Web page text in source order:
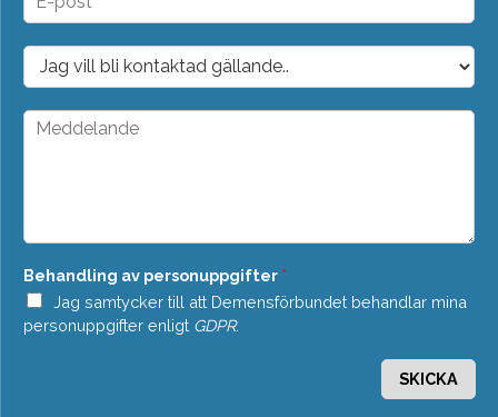
p
o
t
*
D
o
p
M
a
d
e
*
Behandling av personuppgifter *
Jag samtycker till att Demensförbundet behandlar mina
personuppgifter enligt GDPR.
SKICKA